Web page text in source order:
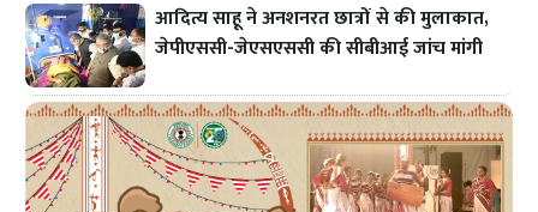
आदित्य साहू ने अनशनरत छात्रों से की मुलाकात,
जेपीएससी-जेएसएससी की सीबीआई जांच मांगी